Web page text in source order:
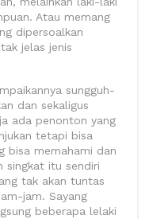
Atau memang
dipersoalkan
jelas jenis
sungguh-
dan sekaligus
ada penonton yang
tetapi bisa
bisa memahami dan
singkat itu sendiri
tak akan tuntas
jam. Sayang
beberapa lelaki